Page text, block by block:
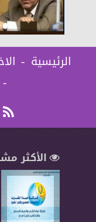
الرئيسية
الأكثر